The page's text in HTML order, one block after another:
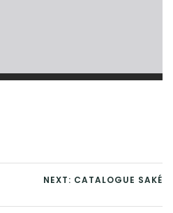
NEXT: CATALOGUE SAKÉ